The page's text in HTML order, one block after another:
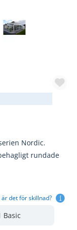
Nordic.
rundade
är det för skillnad?
Basic